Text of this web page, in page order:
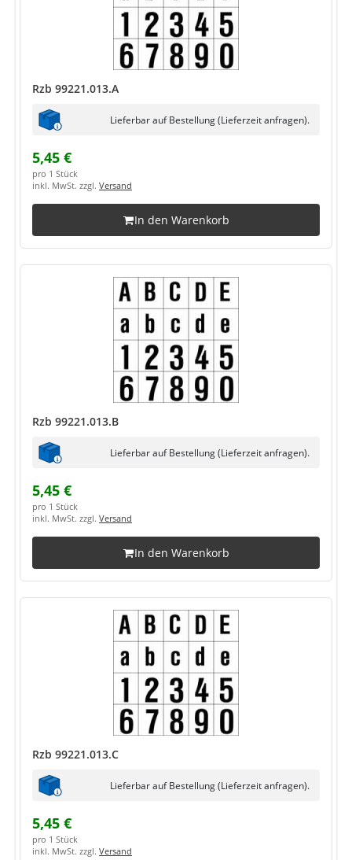
Rzb 99221.013.A
Lieferbar auf Bestellung (Lieferzeit anfragen).
5,45 €
pro 1 Stück
inkl. MwSt. zzgl. Versand
In den Warenkorb
Rzb 99221.013.B
Lieferbar auf Bestellung (Lieferzeit anfragen).
5,45 €
pro 1 Stück
inkl. MwSt. zzgl. Versand
In den Warenkorb
Rzb 99221.013.C
Lieferbar auf Bestellung (Lieferzeit anfragen).
5,45 €
pro 1 Stück
inkl. MwSt. zzgl. Versand